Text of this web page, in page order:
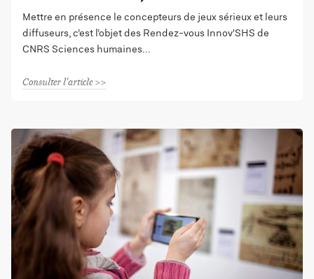
Mettre en présence le concepteurs de jeux sérieux et leurs
diffuseurs, c’est l’objet des Rendez-vous Innov'SHS de
CNRS Sciences humaines
Consulter l'article